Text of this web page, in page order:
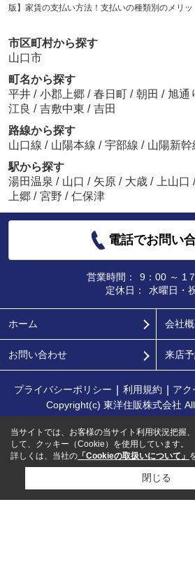
版】家賃の支払い方法！支払いの種類別のメリ
市区町村から探す
山口市
町名から探す
平井 / 小郡上郷 / 春日町 / 朝田 / 旭通
江良 / 吉敷中東 / 吉田
路線から探す
山口線 / 山陽本線 / 宇部線 / 山陽新幹
駅から探す
湯田温泉 / 山口 / 矢原 / 大歳 / 上山口 /
上郷 / 宮野 / 仁保津
電話でお問い
営業時間：
9：00 ～ 1
定休日：
水曜日・
ホーム 会社
お問い合わせ 来店
プライバシーポリシー 利用規約 アク
Copyright(c) 東洋住販株式会社
当サイトでは、お客様の当サイト利用状況把握
して、クッキー（Cookie）を使用しています。
詳しくは、当社の 「Cookieの取扱いについて」
閉じる